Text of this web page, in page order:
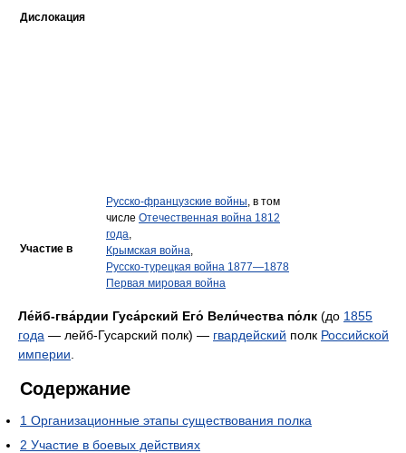
Дислокация
Участие в
Русско-французские войны, в том
числе Отечественная война 1812
года,
Крымская война,
Русско-турецкая война 1877—1878
Первая мировая война
Ле́йб-гва́рдии Гуса́рский Его́ Вели́чества по́лк (до 1855
года — лейб-Гусарский полк) — гвардейский полк Российской
империи
Содержание
1 Организационные этапы существования полка
2 Участие в боевых действиях